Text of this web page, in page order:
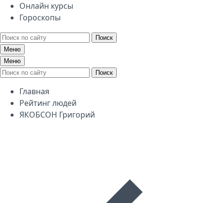
Онлайн курсы
Гороскопы
Поиск
Меню
Меню
Поиск
Главная
Рейтинг людей
ЯКОБСОН Григорий